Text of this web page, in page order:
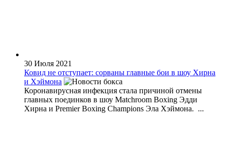
30 Июля 2021
Ковид не отступает: сорваны главные бои в шоу Хирна
и Хэймона
Коронавирусная инфекция стала причиной отмены
главных поединков в шоу Matchroom Boxing Эдди
Хирна и Premier Boxing Champions Эла Хэймона. ...